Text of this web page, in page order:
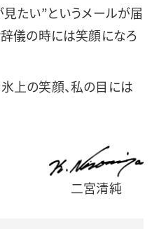
見たい”というメールが届
辞儀の時には笑顔になろ
上の笑顔、私の目には
二宮清純